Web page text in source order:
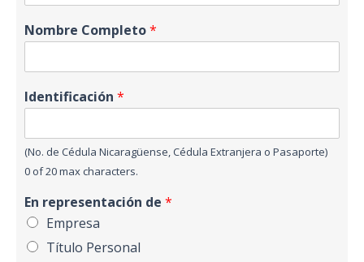
Nombre Completo*
Identificación *
(No. de Cédula Nicaragüense, Cédula Extranjera o Pasaporte)
0 of 20 max characters.
En representación de *
Empresa
Título Personal